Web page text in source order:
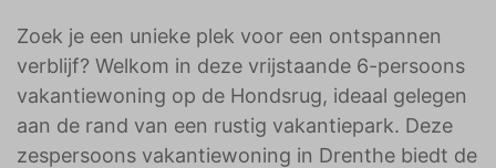
Zoek je een unieke plek voor een ontspannen
verblijf? Welkom in deze vrijstaande 6-persoons
vakantiewoning op de Hondsrug, ideaal gelegen
aan de rand van een rustig vakantiepark. Deze
zespersoons vakantiewoning in Drenthe biedt de